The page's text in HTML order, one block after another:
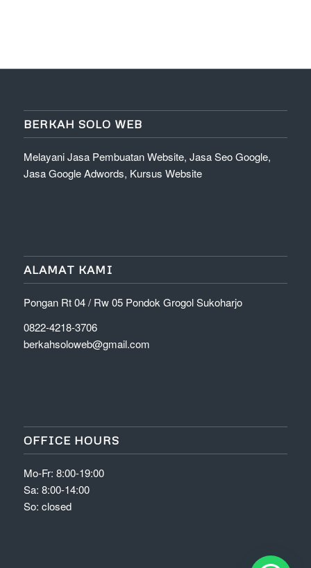
BERKAH SOLO WEB
Melayani Jasa Pembuatan Website, Jasa Seo Google,
Jasa Google Adwords, Kursus Website
ALAMAT KAMI
Pongan Rt 04 / Rw 05 Pondok Grogol Sukoharjo
0822-4218-3706
berkahsoloweb@gmail.com
OFFICE HOURS
Mo-Fr: 8:00-19:00
Sa: 8:00-14:00
So: closed